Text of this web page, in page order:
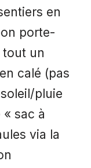
en
porte-
tout un
calé (pas
pluie
sac à
via la